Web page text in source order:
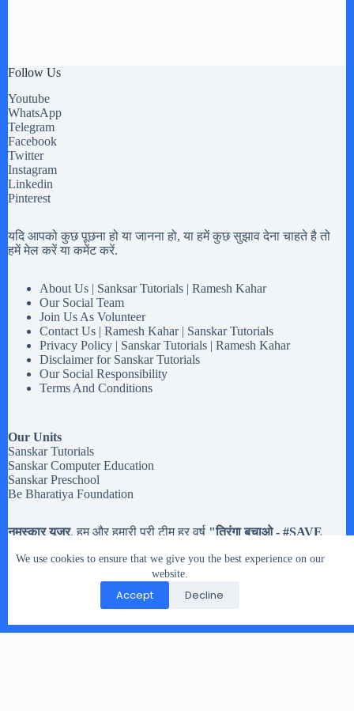
We use cookies to ensure that we give you the best experience on our
website.
Accept Decline
Follow Us
Youtube
WhatsApp
Telegram
Facebook
Twitter
Instagram
Linkedin
Pinterest
यदि आपको कुछ पूछना हो या जानना हो, या हमें कुछ सुझाव देना चाहते है तो
हमें मेल करें या कमेंट करें.
About Us | Sanksar Tutorials | Ramesh Kahar
Our Social Team
Join Us As Volunteer
Contact Us | Ramesh Kahar | Sanskar Tutorials
Privacy Policy | Sanskar Tutorials | Ramesh Kahar
Disclaimer for Sanskar Tutorials
Our Social Responsibility
Terms And Conditions
Our Units
Sanskar Tutorials
Sanskar Computer Education
Sanskar Preschool
Be Bharatiya Foundation
नमस्कार यूजर, हम और हमारी पूरी टीम हर वर्ष "तिरंगा बचाओ - #SAVE
तिरंगे झंडे इकट्टा किये है. मतलब यह की यदि आपको१५ अगस्त और २६
जनवरी या किसी भी राष्ट्रिय त्यौहारमें इस्तेमाल होने वाले तिरंगे झंडे रास्ते
पर गिरे मिले, या आप के पास हो पर उसे संभालकर नहीं रख नहीं सकते तो
आप हमारे दिए पते पर भेज सकते है.